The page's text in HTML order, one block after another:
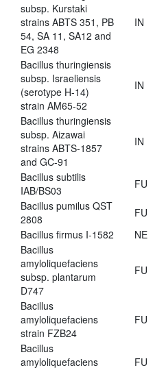
subsp. Kurstaki
strains ABTS 351, PB
54, SA 11, SA12 and
EG 2348
IN
Bacillus thuringiensis
subsp. Israeliensis
(serotype H-14)
strain AM65-52
IN
Bacillus thuringiensis
subsp. Aizawai
strains ABTS-1857
and GC-91
IN
Bacillus subtilis
IAB/BS03
FU
Bacillus pumilus QST
2808
FU
Bacillus firmus I-1582
NE
Bacillus
amyloliquefaciens
subsp. plantarum
D747
FU
Bacillus
amyloliquefaciens
strain FZB24
FU
Bacillus
amyloliquefaciens
FU